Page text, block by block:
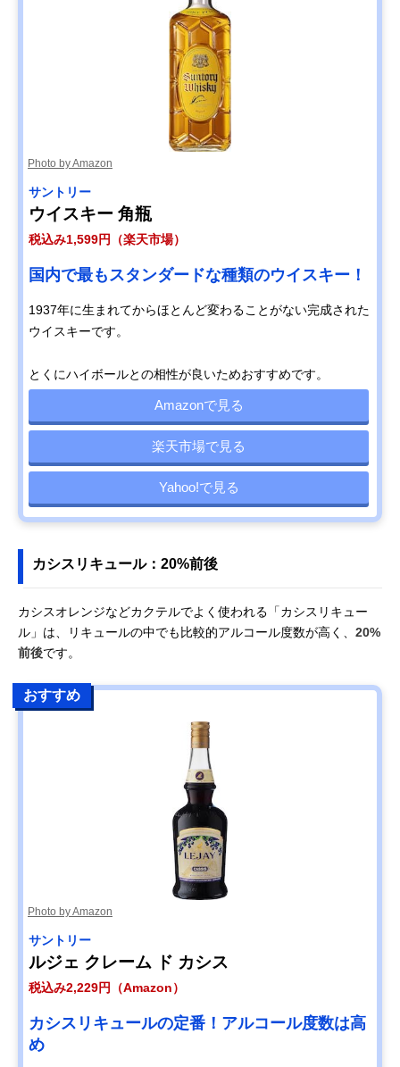
Photo by Amazon
サントリー
ウイスキー 角瓶
税込み1,599円（楽天市場）
国内で最もスタンダードな種類のウイスキー！
1937年に生まれてからほとんど変わることがない完成された
ウイスキーです。
とくにハイボールとの相性が良いためおすすめです。
Amazonで見る
楽天市場で見る
Yahoo!で見る
カシスリキュール：20%前後
カシスオレンジなどカクテルでよく使われる「カシスリキュー
ル」は、リキュールの中でも比較的アルコール度数が高く、 20%
前後です。
おすすめ
Photo by Amazon
サントリー
ルジェ クレーム ド カシス
税込み2,229円（Amazon）
カシスリキュールの定番！アルコール度数は高
め